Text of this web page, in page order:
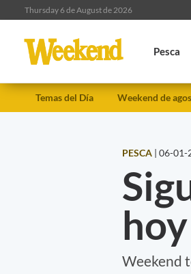
Thursday 6 de August de 2026
Pesca
Temas del Día Weekend de
PESCA | 06-01-
Weekend